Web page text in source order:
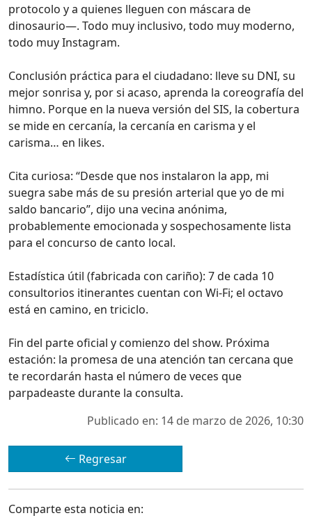
protocolo y a quienes lleguen con máscara de
dinosaurio—. Todo muy inclusivo, todo muy moderno,
todo muy Instagram.
Conclusión práctica para el ciudadano: lleve su DNI, su
mejor sonrisa y, por si acaso, aprenda la coreografía del
himno. Porque en la nueva versión del SIS, la cobertura
se mide en cercanía, la cercanía en carisma y el
carisma… en likes.
Cita curiosa: “Desde que nos instalaron la app, mi
suegra sabe más de su presión arterial que yo de mi
saldo bancario”, dijo una vecina anónima,
probablemente emocionada y sospechosamente lista
para el concurso de canto local.
Estadística útil (fabricada con cariño): 7 de cada 10
consultorios itinerantes cuentan con Wi‑Fi; el octavo
está en camino, en triciclo.
Fin del parte oficial y comienzo del show. Próxima
estación: la promesa de una atención tan cercana que
te recordarán hasta el número de veces que
parpadeaste durante la consulta.
Publicado en: 14 de marzo de 2026, 10:30
Regresar
Comparte esta noticia en: